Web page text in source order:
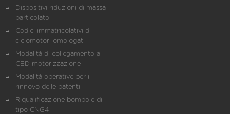
Dispositivi riduzioni di massa
particolato
Codici immatricolativi di
ciclomotori omologati
Modalità di collegamento al
CED motorizzazione
Modalità operative per il
rinnovo delle patenti
Riqualificazione bombole di
tipo CNG4